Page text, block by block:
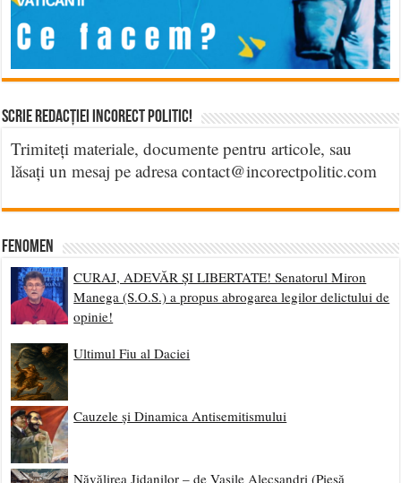
Scrie Redacției Incorect Politic!
Trimiteți materiale, documente pentru articole, sau
lăsați un mesaj pe adresa contact@incorectpolitic.com
Fenomen
CURAJ, ADEVĂR ȘI LIBERTATE! Senatorul Miron
Manega (S.O.S.) a propus abrogarea legilor delictului de
opinie!
Ultimul Fiu al Daciei
Cauzele și Dinamica Antisemitismului
Năvălirea Jidanilor – de Vasile Alecsandri (Piesă